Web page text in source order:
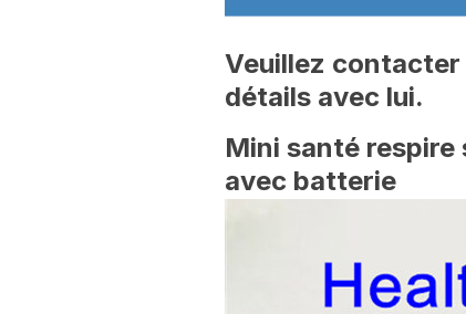
Veuillez
détails avec lui.
Mini santé
avec batterie